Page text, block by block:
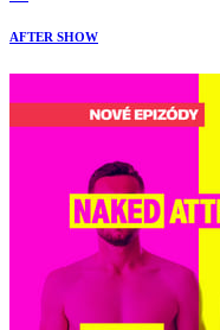
AFTER SHOW